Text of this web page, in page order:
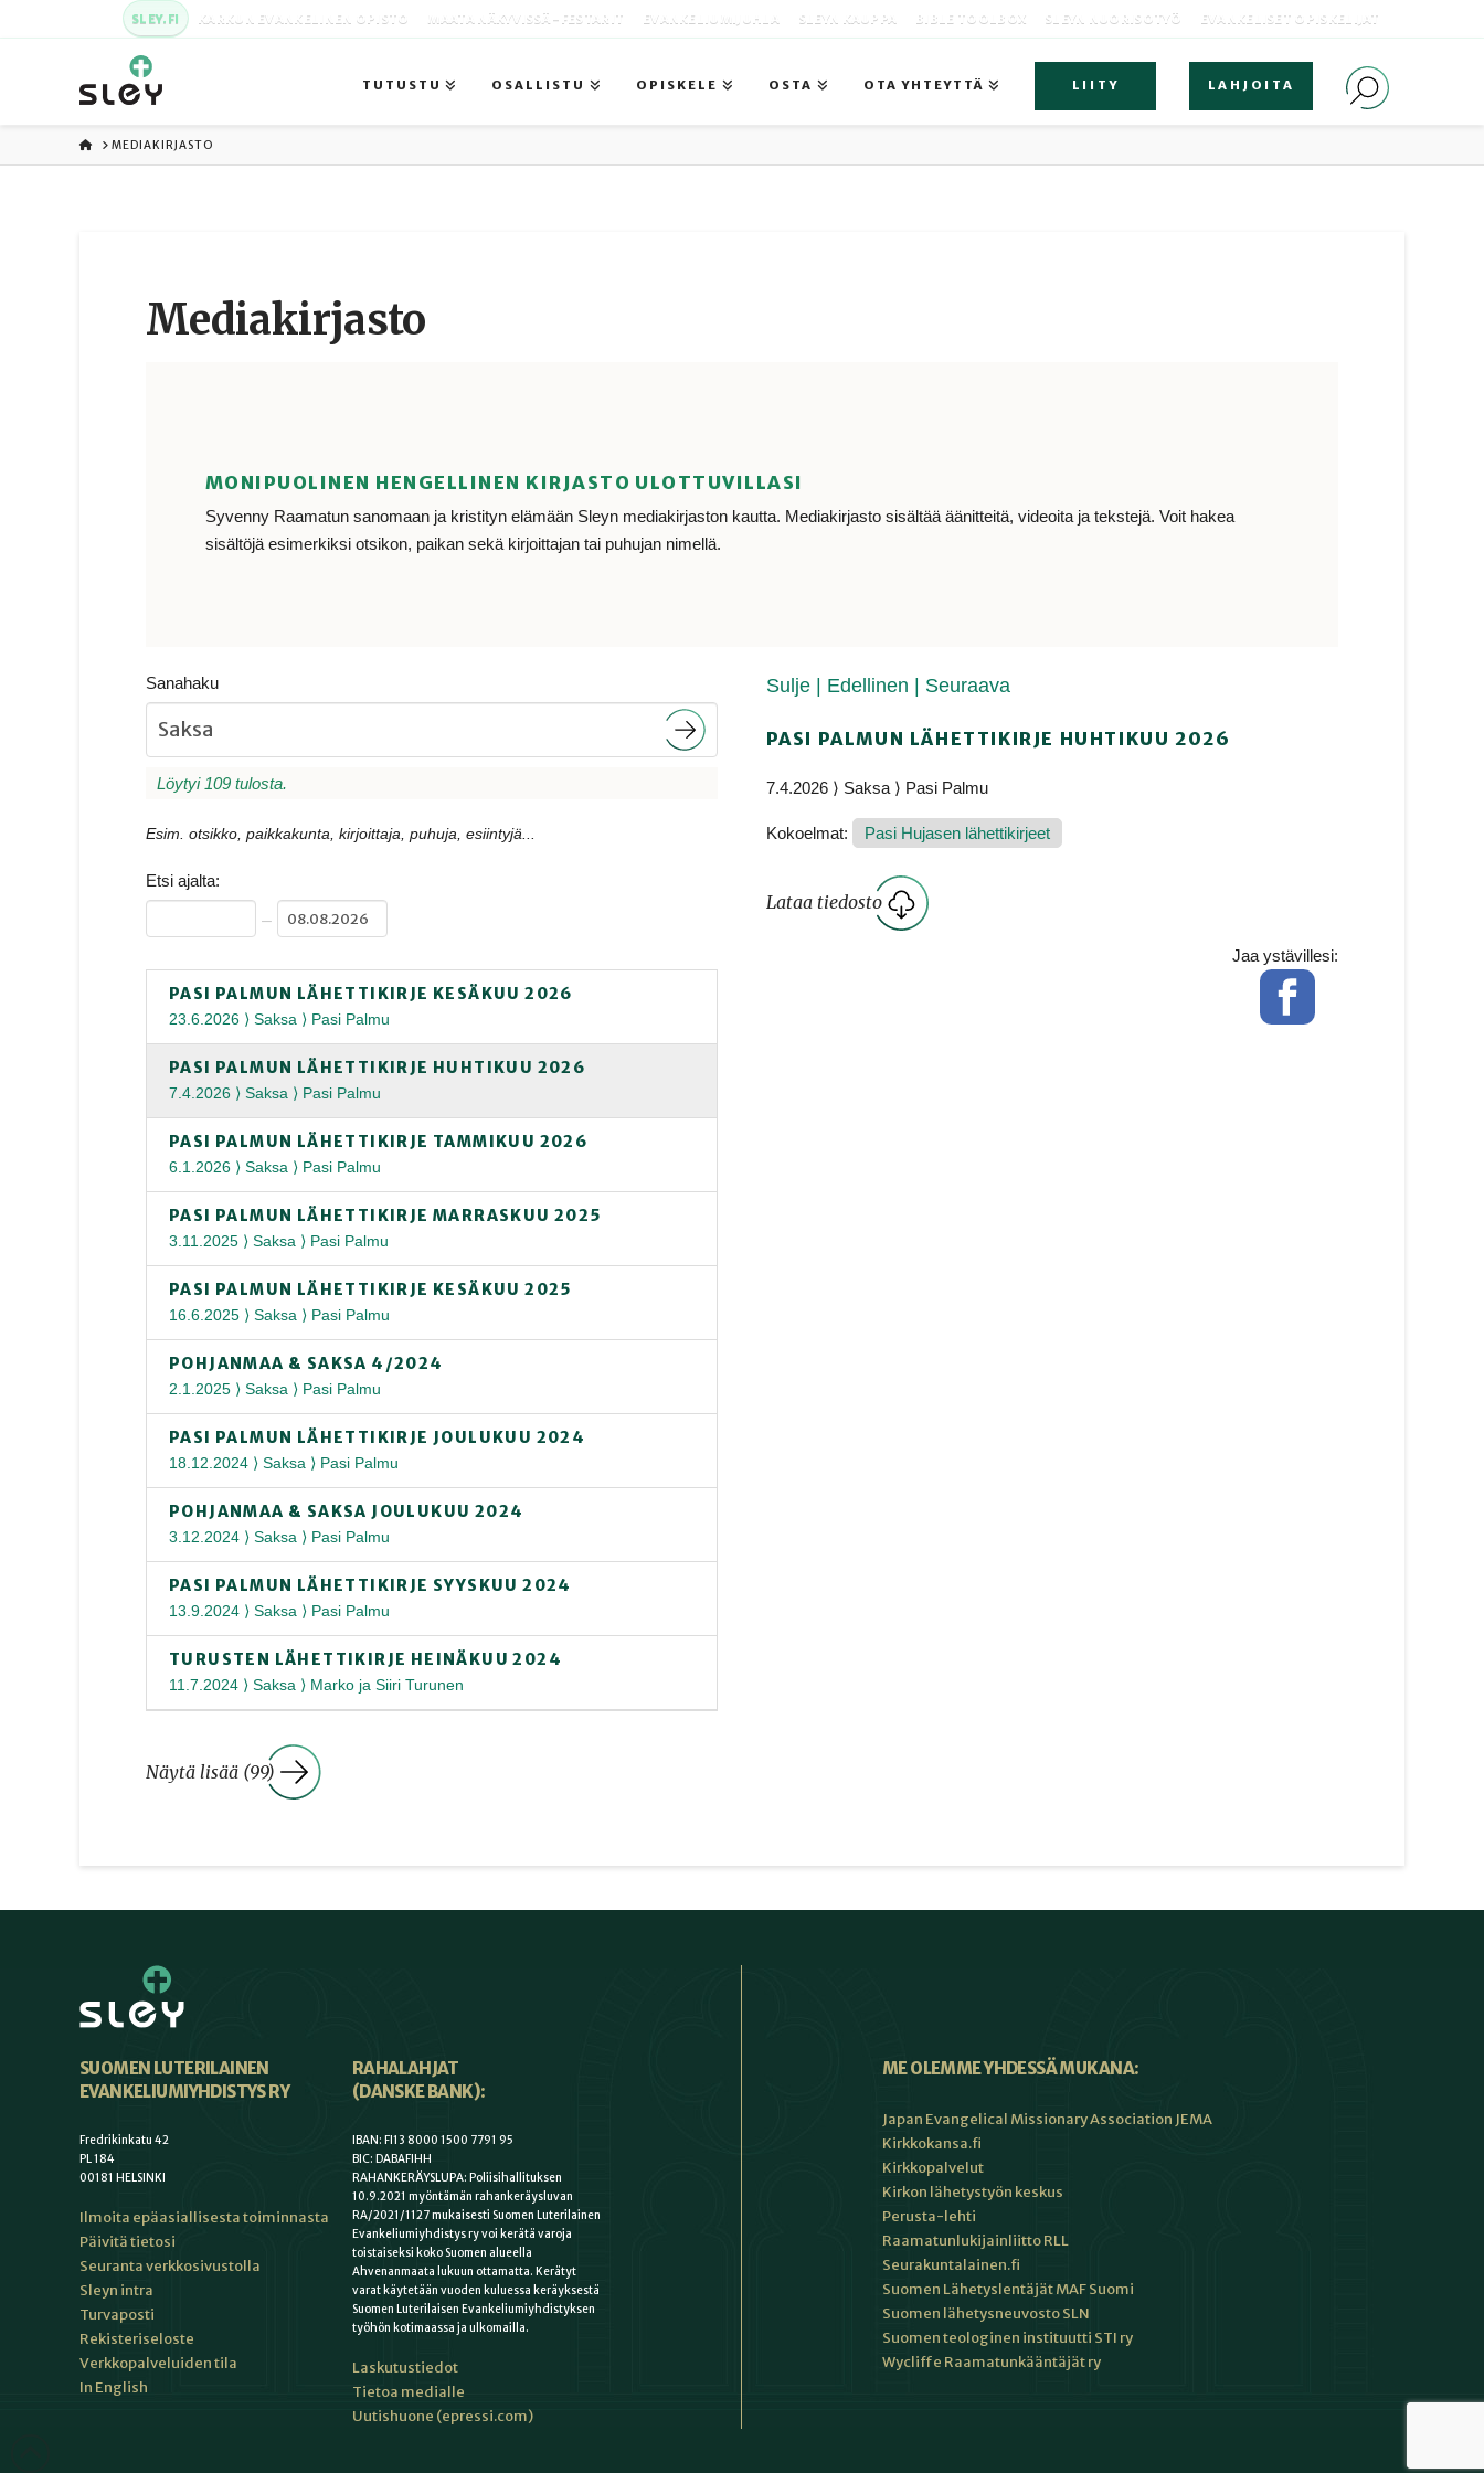
SLEY.FI KARKUN EVANKELINEN OPISTO MAATA NÄKYVISSÄ -FESTARIT EVANKELIUMIJUHLA SLEYN KAUPPA BIBLE TOOLBOX SLEYN NUORISOTYÖ EVANKELISET OPISKELIJAT
TUTUSTU OSALLISTU OPISKELE OSTA OTA YHTEYTTÄ LIITY LAHJOITA
ETUSIVU
MEDIAKIRJASTO
Media­kirjasto
MONIPUOLINEN HENGELLINEN KIRJASTO ULOTTUVILLASI
Syvenny Raamatun sanomaan ja kristityn elämään Sleyn mediakirjaston kautta. Mediakirjasto sisältää äänitteitä, videoita ja tekstejä. Voit hakea
sisältöjä esimerkiksi otsikon, paikan sekä kirjoittajan tai puhujan nimellä.
Sanahaku
Löytyi 109 tulosta.
Esim. otsikko, paikkakunta, kirjoittaja, puhuja, esiintyjä...
Etsi ajalta:
–
PASI PALMUN LÄHETTIKIRJE KESÄKUU 2026
23.6.2026 ⟩ Saksa ⟩ Pasi Palmu
PASI PALMUN LÄHETTIKIRJE HUHTIKUU 2026
7.4.2026 ⟩ Saksa ⟩ Pasi Palmu
PASI PALMUN LÄHETTIKIRJE TAMMIKUU 2026
6.1.2026 ⟩ Saksa ⟩ Pasi Palmu
PASI PALMUN LÄHETTIKIRJE MARRASKUU 2025
3.11.2025 ⟩ Saksa ⟩ Pasi Palmu
PASI PALMUN LÄHETTIKIRJE KESÄKUU 2025
16.6.2025 ⟩ Saksa ⟩ Pasi Palmu
POHJANMAA & SAKSA 4/2024
2.1.2025 ⟩ Saksa ⟩ Pasi Palmu
PASI PALMUN LÄHETTIKIRJE JOULUKUU 2024
18.12.2024 ⟩ Saksa ⟩ Pasi Palmu
POHJANMAA & SAKSA JOULUKUU 2024
3.12.2024 ⟩ Saksa ⟩ Pasi Palmu
PASI PALMUN LÄHETTIKIRJE SYYSKUU 2024
13.9.2024 ⟩ Saksa ⟩ Pasi Palmu
TURUSTEN LÄHETTIKIRJE HEINÄKUU 2024
11.7.2024 ⟩ Saksa ⟩ Marko ja Siiri Turunen
Näytä lisää (99)
Sulje | Edellinen | Seuraava
PASI PALMUN LÄHETTIKIRJE HUHTIKUU 2026
7.4.2026 ⟩ Saksa ⟩ Pasi Palmu
Kokoelmat: Pasi Hujasen lähettikirjeet
Lataa tiedosto
Jaa ystävillesi:
Facebook
SUOMEN LUTERILAINEN
EVANKELIUMIYHDISTYS RY
Fredrikinkatu 42
PL 184
00181 HELSINKI
Ilmoita epäasiallisesta toiminnasta
Päivitä tietosi
Seuranta verkkosivustolla
Sleyn intra
Turvaposti
Rekisteriseloste
Verkkopalveluiden tila
In English
RAHALAHJAT
(DANSKE BANK):
IBAN: FI13 8000 1500 7791 95
BIC: DABAFIHH
RAHANKERÄYSLUPA: Poliisihallituksen
10.9.2021 myöntämän rahankeräysluvan
RA/2021/1127 mukaisesti Suomen Luterilainen
Evankeliumiyhdistys ry voi kerätä varoja
toistaiseksi koko Suomen alueella
Ahvenanmaata lukuun ottamatta. Kerätyt
varat käytetään vuoden kuluessa keräyksestä
Suomen Luterilaisen Evankeliumiyhdistyksen
työhön kotimaassa ja ulkomailla.
Laskutustiedot
Tietoa medialle
Uutishuone (epressi.com)
ME OLEMME YHDESSÄ MUKANA:
Japan Evangelical Missionary Association JEMA
Kirkkokansa.fi
Kirkkopalvelut
Kirkon lähetystyön keskus
Perusta-lehti
Raamatunlukijainliitto RLL
Seurakuntalainen.fi
Suomen Lähetyslentäjät MAF Suomi
Suomen lähetysneuvosto SLN
Suomen teologinen instituutti STI ry
Wycliffe Raamatunkääntäjät ry